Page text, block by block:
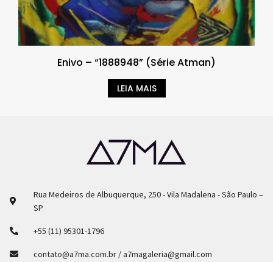
Enivo – “1888948” (Série Atman)
LEIA MAIS
Rua Medeiros de Albuquerque, 250 - Vila Madalena - São Paulo –
SP
+55 (11) 95301-1796
contato@a7ma.com.br / a7magaleria@gmail.com